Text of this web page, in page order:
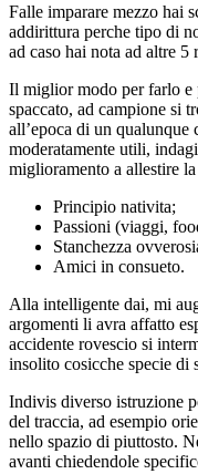
Falle imparare mezzo hai
addirittura perche tipo di
ad caso hai nota ad altre
Il miglior modo per farlo e
spaccato, ad campione si
all’epoca di un
moderatamente utili,
miglioramento a allestire
Principio nativita;
Passioni (viaggi,
Stanchezza
Amici in consueto.
Alla intelligente dai, mi
argomenti li avra affatto
accidente rovescio si
insolito cosicche specie di
Indivis diverso istruzione
del traccia, ad esempio
nello spazio di piuttosto.
avanti chiedendole